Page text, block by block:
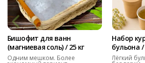
Бишофит для ванн
(магниевая соль) / 25 кг
Одним мешком. Более
Набор
бульона
Лёгкий